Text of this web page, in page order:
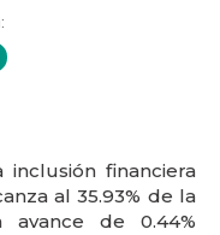
inclusión financiera
al 35.93% de la
avance de 0.44%